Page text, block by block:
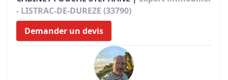
- LISTRAC-DE-DUREZE (33790)
Demander un devis